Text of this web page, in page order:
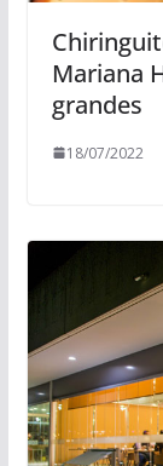
Mariana
grandes
18/07/2022